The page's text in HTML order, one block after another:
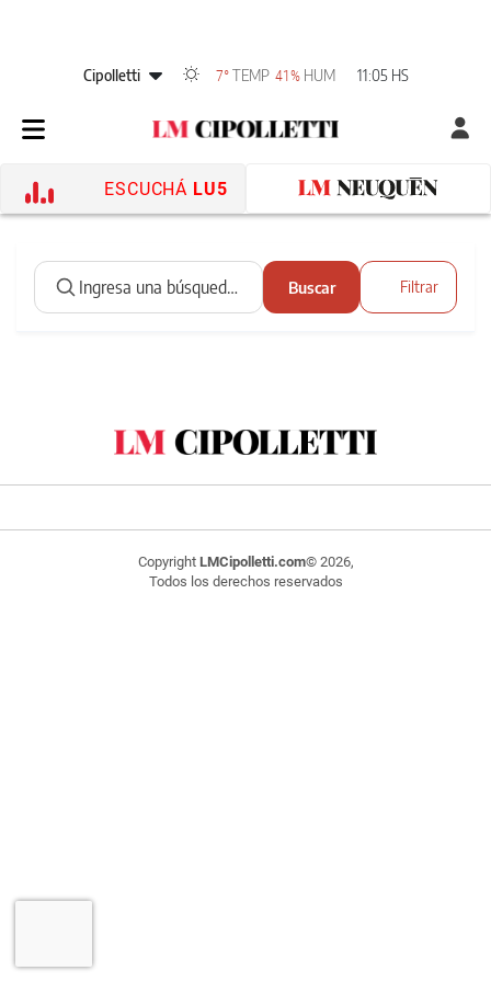
Cipolletti 7° TEMP 41% HUM 11:05 HS
ESCUCHÁ LU5
Buscar Filtrar
Copyright LMCipolletti.com© 2026,
Todos los derechos reservados